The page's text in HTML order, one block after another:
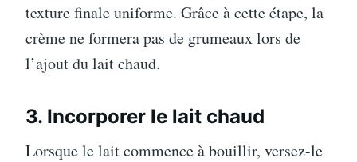
texture finale uniforme. Grâce à cette étape, la
crème ne formera pas de grumeaux lors de
l’ajout du lait chaud.
3. Incorporer le lait chaud
Lorsque le lait commence à bouillir, versez-le